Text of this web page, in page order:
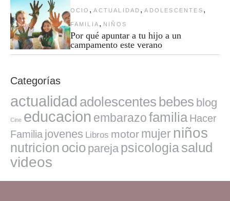
OCIO , ACTUALIDAD , ADOLESCENTES ,
FAMILIA , NIÑOS
Por qué apuntar a tu hijo a un
campamento este verano
Categorías
actualidad adolescentes bebes blog
Cine educacion embarazofamilia Hacer
Familia jovenes Libros motor mujer niños
nutricion ocio pareja psicologiasalud
videos